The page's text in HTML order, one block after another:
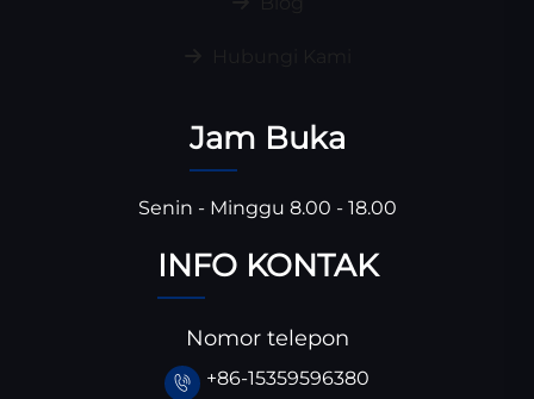
Jam Buka
Senin - Minggu 8.00 - 18.00
INFO KONTAK
Nomor telepon
+86-15359596380